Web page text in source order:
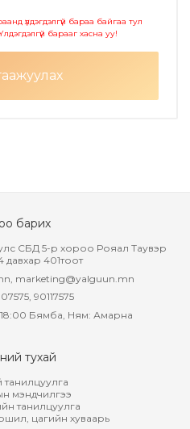
үлдэгдэлгүй бараа байгаа тул
барааг хасна уу!
барих
СБД 5-р хороо Рояал Таувэр
401тоот
marketing@yalguun.mn
90117575
Бямба, Ням: Амарна
тухай
танилцуулга
мэндчилгээ
танилцуулга
цагийн хуваарь